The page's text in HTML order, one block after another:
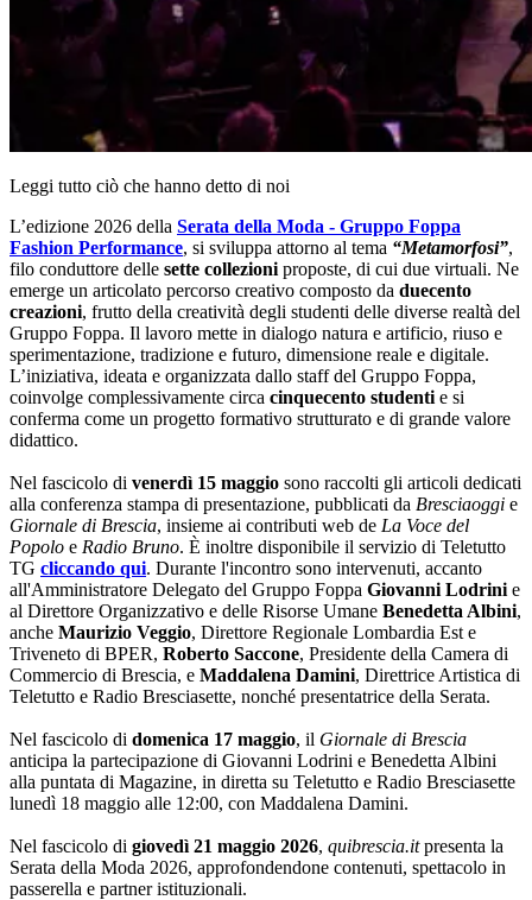
Leggi tutto ciò che hanno detto di noi
L’edizione 2026 della Serata della Moda - Gruppo Foppa
Fashion Performance, si sviluppa attorno al tema “Metamorfosi”,
filo conduttore delle sette collezioni proposte, di cui due virtuali. Ne
emerge un articolato percorso creativo composto da duecento
creazioni, frutto della creatività degli studenti delle diverse realtà del
Gruppo Foppa. Il lavoro mette in dialogo natura e artificio, riuso e
sperimentazione, tradizione e futuro, dimensione reale e digitale.
L’iniziativa, ideata e organizzata dallo staff del Gruppo Foppa,
coinvolge complessivamente circa cinquecento studenti e si
conferma come un progetto formativo strutturato e di grande valore
didattico.
Nel fascicolo di venerdì 15 maggio sono raccolti gli articoli dedicati
alla conferenza stampa di presentazione, pubblicati da Bresciaoggi e
Giornale di Brescia, insieme ai contributi web de La Voce del
Popolo e Radio Bruno. È inoltre disponibile il servizio di Teletutto
TG cliccando qui. Durante l'incontro sono intervenuti, accanto
all'Amministratore Delegato del Gruppo Foppa Giovanni Lodrini e
al Direttore Organizzativo e delle Risorse Umane Benedetta Albini,
anche Maurizio Veggio, Direttore Regionale Lombardia Est e
Triveneto di BPER, Roberto Saccone, Presidente della Camera di
Commercio di Brescia, e Maddalena Damini, Direttrice Artistica di
Teletutto e Radio Bresciasette, nonché presentatrice della Serata.
Nel fascicolo di domenica 17 maggio, il Giornale di Brescia
anticipa la partecipazione di Giovanni Lodrini e Benedetta Albini
alla puntata di Magazine, in diretta su Teletutto e Radio Bresciasette
lunedì 18 maggio alle 12:00, con Maddalena Damini.
Nel fascicolo di giovedì 21 maggio 2026, quibrescia.itpresenta la
Serata della Moda 2026, approfondendone contenuti, spettacolo in
passerella e partner istituzionali.